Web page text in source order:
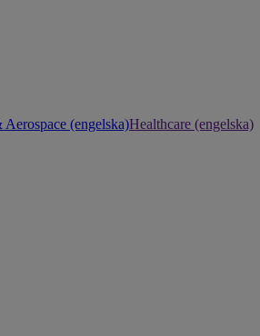
(engelska)Healthcare (engelska)